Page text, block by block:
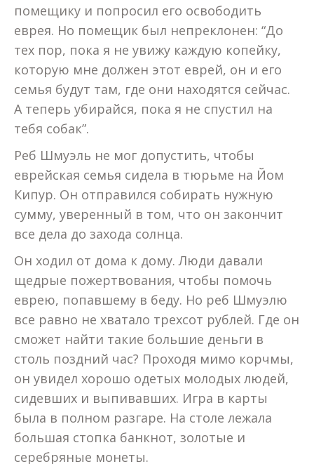
помещику и попросил его освободить
еврея. Но помещик был непреклонен: “До
тех пор, пока я не увижу каждую копейку,
которую мне должен этот еврей, он и его
семья будут там, где они находятся сейчас.
А теперь убирайся, пока я не спустил на
тебя собак”.
Реб Шмуэль не мог допустить, чтобы
еврейская семья сидела в тюрьме на Йом
Кипур. Он отправился собирать нужную
сумму, уверенный в том, что он закончит
все дела до захода солнца.
Он ходил от дома к дому. Люди давали
щедрые пожертвования, чтобы помочь
еврею, попавшему в беду. Но реб Шмуэлю
все равно не хватало трехсот рублей. Где он
сможет найти такие большие деньги в
столь поздний час? Проходя мимо корчмы,
он увидел хорошо одетых молодых людей,
сидевших и выпивавших. Игра в карты
была в полном разгаре. На столе лежала
большая стопка банкнот, золотые и
серебряные монеты.